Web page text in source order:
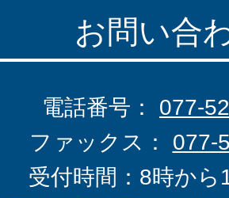
お問い合
電話番号： 077-
ファックス： 077-
受付時間：8時から